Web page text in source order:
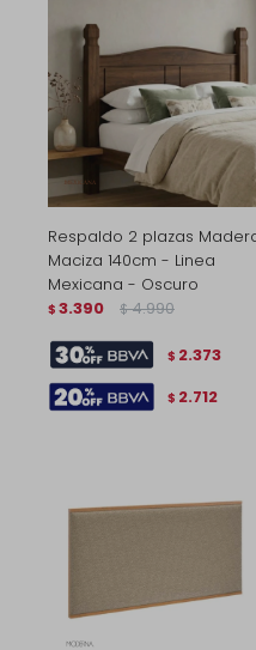
Respaldo 2 plazas
Maciza 140cm - Linea
Mexicana - Oscuro
$ 3.390 $ 4.990
$ 2.373
$ 2.712